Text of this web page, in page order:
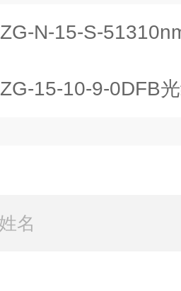
ZG-N-15-S-
ZG-15-10-9-0DFB